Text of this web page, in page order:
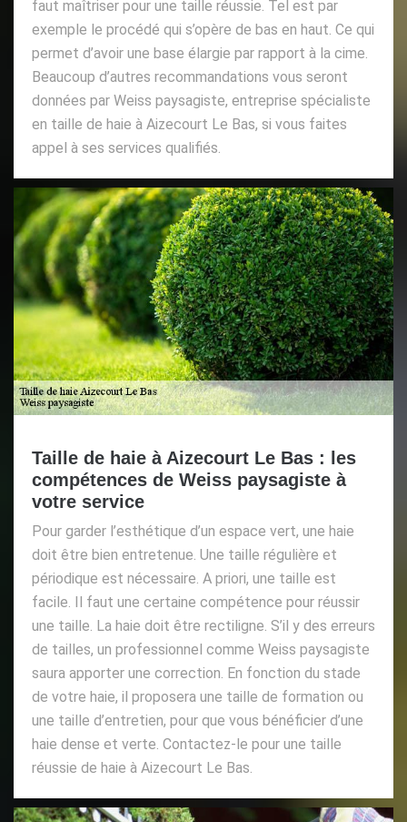
faut maîtriser pour une taille réussie. Tel est par
exemple le procédé qui s’opère de bas en haut. Ce qui
permet d’avoir une base élargie par rapport à la cime.
Beaucoup d’autres recommandations vous seront
données par Weiss paysagiste, entreprise spécialiste
en taille de haie à Aizecourt Le Bas, si vous faites
appel à ses services qualifiés.
Taille de haie à Aizecourt Le Bas : les
compétences de Weiss paysagiste à
votre service
Pour garder l’esthétique d’un espace vert, une haie
doit être bien entretenue. Une taille régulière et
périodique est nécessaire. A priori, une taille est
facile. Il faut une certaine compétence pour réussir
une taille. La haie doit être rectiligne. S’il y des erreurs
de tailles, un professionnel comme Weiss paysagiste
saura apporter une correction. En fonction du stade
de votre haie, il proposera une taille de formation ou
une taille d’entretien, pour que vous bénéficier d’une
haie dense et verte. Contactez-le pour une taille
réussie de haie à Aizecourt Le Bas.